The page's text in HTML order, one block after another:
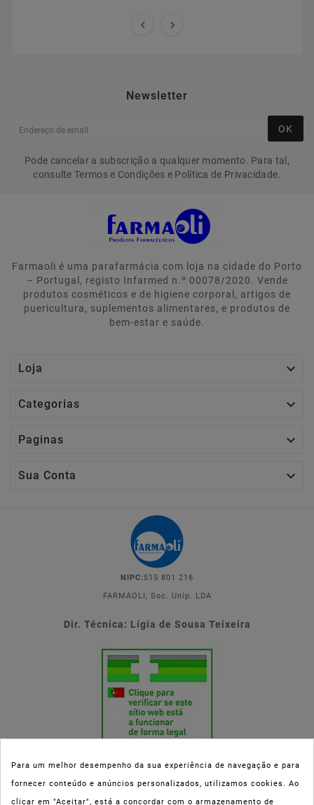
 
Newsletter
OK
Pode cancelar a subscrição a qualquer momento. Para tal,
consulte Termos e Condições e Política de Privacidade.
Farmaoli é uma parafarmácia com loja na cidade do Porto
– Portugal, registo Infarmed n.º 00078/2020. Vende
produtos cosméticos e de higiene corporal, artigos de
puericultura, suplementos alimentares, e produtos de
bem-estar e saúde.
Loja 
Categorias 
Paginas 
Sua Conta 
NIPC: 515 801 216
FARMAOLI, Soc. Unip. LDA
Dir. Técnica: Lígia de Sousa Teixeira
Esta parafarmácia (Farmaoli) encontra-se autorizada pelo INFARMED
Para um melhor desempenho da sua experiência de navegação e para
fornecer conteúdo e anúncios personalizados, utilizamos cookies. Ao
clicar em "Aceitar", está a concordar com o armazenamento de